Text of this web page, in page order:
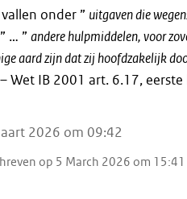
onder ” uitgaven die
… ” andere hulpmiddelen, voor
aard zijn dat zij hoofdzakelijk
Wet IB 2001 art. 6.17,
2026 om 09:42
op 5 March 2026 om 15:41